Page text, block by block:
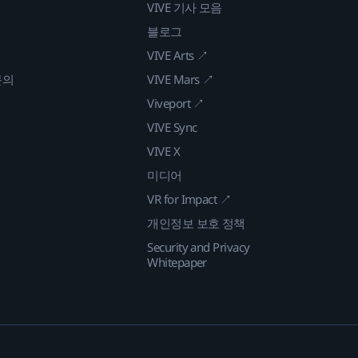
VIVE 기사 모음
블로그
VIVE Arts ↗
VIVE Mars ↗
Viveport ↗
VIVE Sync
VIVE X
미디어
VR for Impact ↗
개인정보 보호 정책
Security and Privacy
Whitepaper